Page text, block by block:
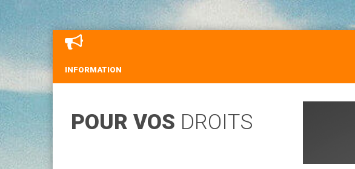
INFORMATION
POUR VOS DROITS